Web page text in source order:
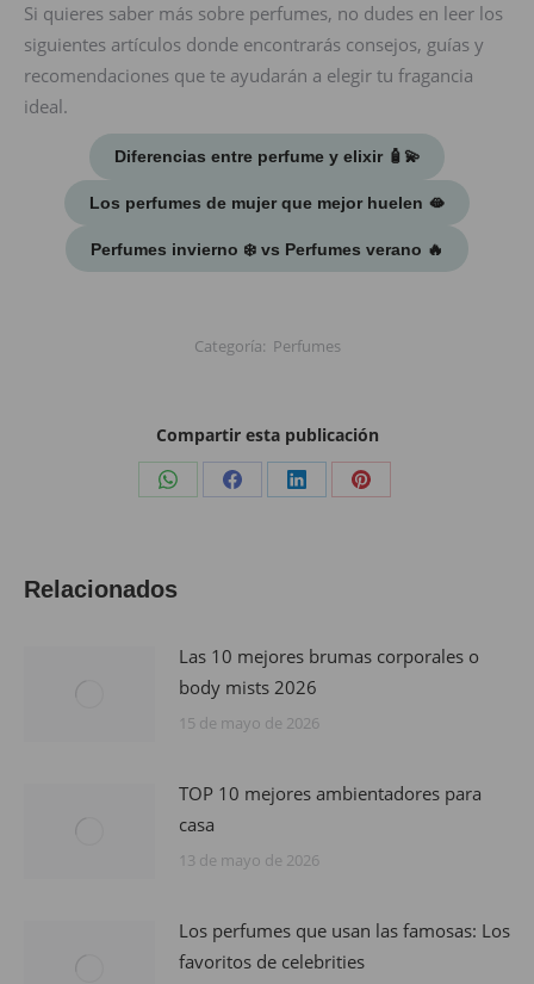
Si quieres saber más sobre perfumes, no dudes en leer los
siguientes artículos donde encontrarás consejos, guías y
recomendaciones que te ayudarán a elegir tu fragancia
ideal.
Diferencias entre perfume y elixir 🧴​💫
Los perfumes de mujer que mejor huelen 🫦
Perfumes invierno ❄️ vs Perfumes verano ​🔥
Categoría: Perfumes
Compartir esta publicación
Share Share Share Share
Relacionados
Las 10 mejores brumas corporales o
body mists 2026
15 de mayo de 2026
TOP 10 mejores ambientadores para
casa
13 de mayo de 2026
Los perfumes que usan las famosas: Los
favoritos de celebrities